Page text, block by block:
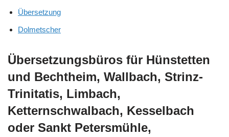
Übersetzung
Dolmetscher
Übersetzungsbüros für Hünstetten
und Bechtheim, Wallbach, Strinz-
Trinitatis, Limbach,
Ketternschwalbach, Kesselbach
oder Sankt Petersmühle,